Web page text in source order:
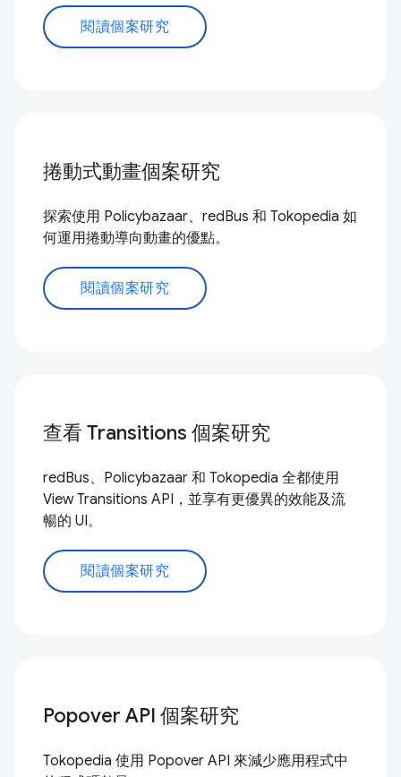
閱讀個案研究
捲動式動畫個案研究
探索使用 Policybazaar、redBus 和 Tokopedia 如
何運用捲動導向動畫的優點。
閱讀個案研究
查看 Transitions 個案研究
redBus、Policybazaar 和 Tokopedia 全都使用
View Transitions API，並享有更優異的效能及流
暢的 UI。
閱讀個案研究
Popover API 個案研究
Tokopedia 使用 Popover API 來減少應用程式中